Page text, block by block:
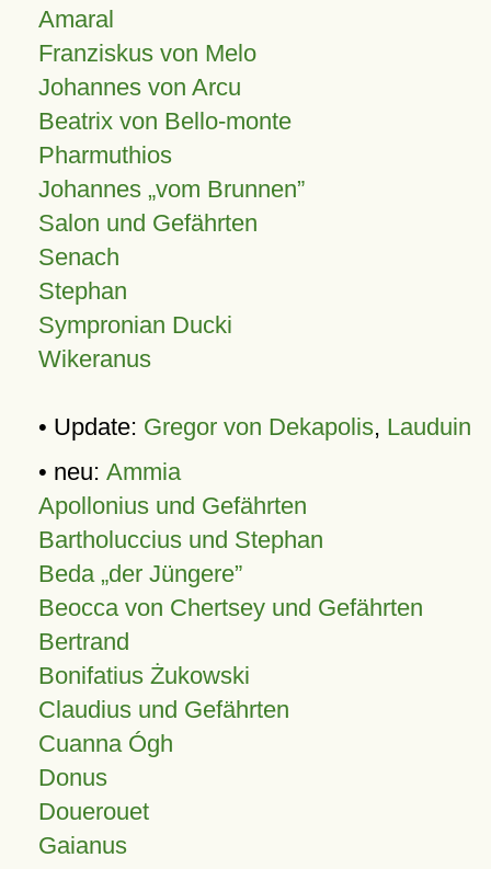
Amaral
Franziskus von Melo
Johannes von Arcu
Beatrix von Bello-monte
Pharmuthios
Johannes vom Brunnen
Salon und Gefährten
Senach
Stephan
Sympronian Ducki
Wikeranus
• Update: Gregor von Dekapolis, Lauduin
• neu: Ammia
Apollonius und Gefährten
Bartholuccius und Stephan
Beda „der Jüngere”
Beocca von Chertsey und Gefährten
Bertrand
Bonifatius Żukowski
Claudius und Gefährten
Cuanna Ógh
Donus
Douerouet
Gaianus